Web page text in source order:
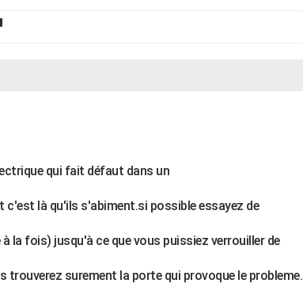
qui fait défaut dans un
là qu'ils s'abiment.si possible essayez de
la fois) jusqu'à ce que vous puissiez verrouiller de
trouverez surement la porte qui provoque le probleme.